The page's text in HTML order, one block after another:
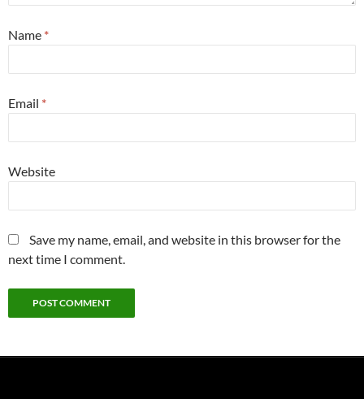
Name *
Email *
Website
Save my name, email, and website in this browser for the
next time I comment.